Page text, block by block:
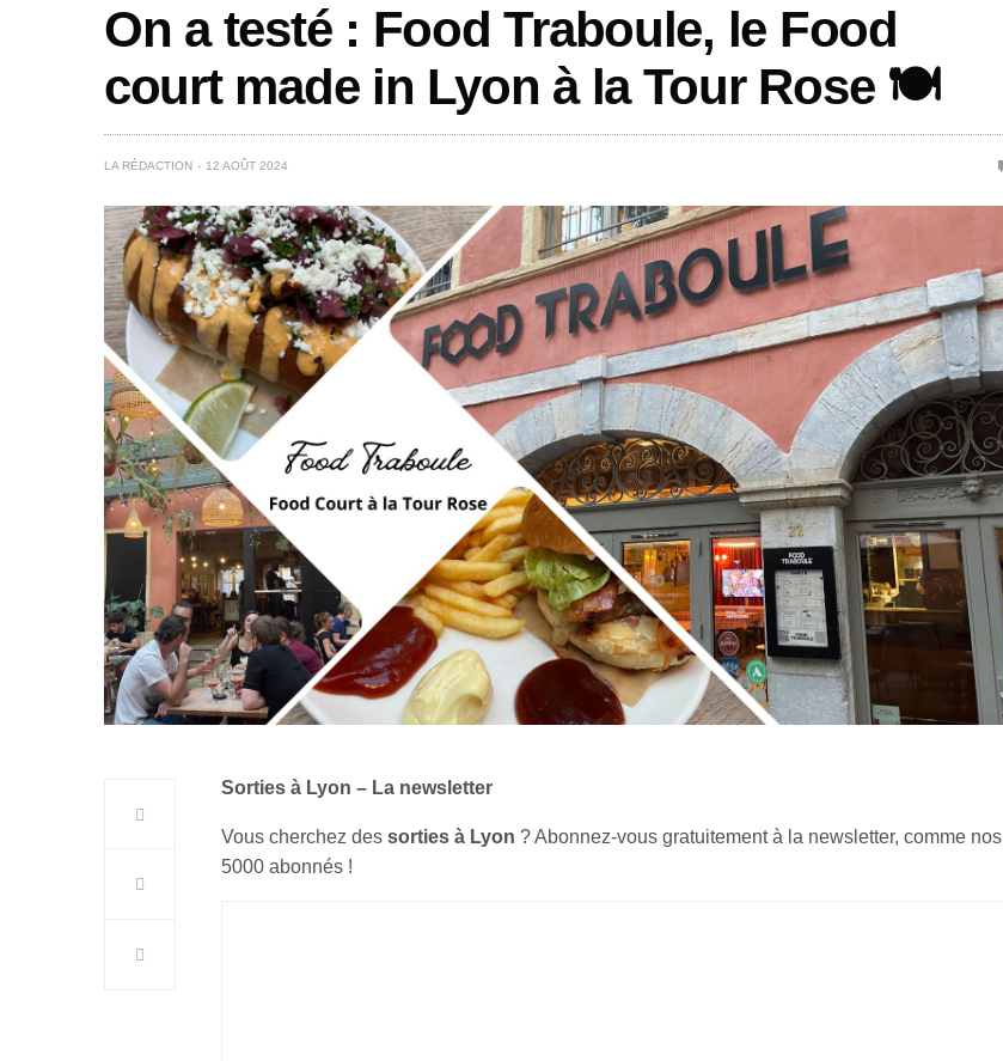
On a testé : Food Traboule, le Food
court made in Lyon à la Tour Rose 🍽️
LA RÉDACTION 12 AOÛT 2024
Sorties à Lyon – La newsletter
Vous cherchez dessorties à Lyon ? Abonnez-vous gratuitement à la newsletter, comme nos
5000 abonnés !